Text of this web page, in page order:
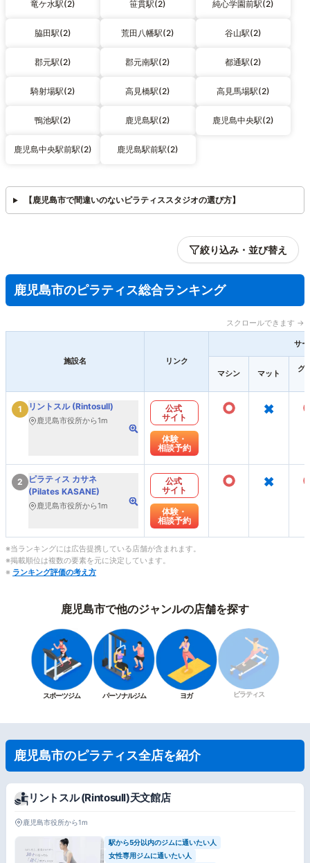
竜ケ水駅(2) 笹貫駅(2) 純心学園前駅(2)
脇田駅(2) 荒田八幡駅(2) 谷山駅(2)
郡元駅(2) 郡元南駅(2) 都通駅(2)
騎射場駅(2) 高見橋駅(2) 高見馬場駅(2)
鴨池駅(2) 鹿児島駅(2) 鹿児島中央駅(2)
鹿児島中央駅前駅(2) 鹿児島駅前駅(2)
【鹿児島市で間違いのないピラティススタジオの選び方】
絞り込み・並び替え
鹿児島市のピラティス総合ランキング
スクロールできます →
施設名 リンク
サ
マシン マット
グ
1 リントスル (Rintosull)
鹿児島市役所から1m
公式
サイト
体験・
相談予約
○ ×
2
ピラティス カサネ
(Pilates KASANE)
鹿児島市役所から1m
公式
サイト
体験・
相談予約
○ ×
※当ランキングには広告提携している店舗が含まれます。
※掲載順位は複数の要素を元に決定しています。
※ ランキング評価の考え方
鹿児島市で他のジャンルの店舗を探す
スポーツジム パーソナルジム ヨガ ピラティス
鹿児島市のピラティス全店を紹介
リントスル (Rintosull)天文館店
鹿児島市役所から1m
駅から5分以内のジムに通いたい人
女性専用ジムに通いたい人